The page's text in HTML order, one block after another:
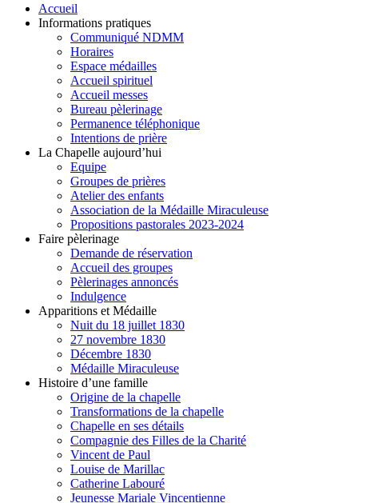
Accueil
Informations pratiques
Communiqué NDMM
Horaires
Espace médailles
Accueil spirituel
Accueil messes
Bureau pèlerinage
Permanence téléphonique
Intentions de prière
La Chapelle aujourd’hui
Equipe
Groupes de prières
Atelier des enfants
Association de la Médaille Miraculeuse
Propositions pastorales 2023-2024
Faire pèlerinage
Demande de réservation
Accueil des groupes
Pèlerinages annoncés
Indulgence
Apparitions et Médaille
Nuit du 18 juillet 1830
27 novembre 1830
Décembre 1830
Médaille Miraculeuse
Histoire d’une famille
Origine de la chapelle
Transformations de la chapelle
Chapelle en ses détails
Compagnie des Filles de la Charité
Vincent de Paul
Louise de Marillac
Catherine Labouré
Jeunesse Mariale Vincentienne